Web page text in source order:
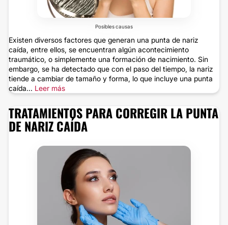
Posibles causas
Existen diversos factores que generan una punta de nariz
caída, entre ellos, se encuentran algún acontecimiento
traumático, o simplemente una formación de nacimiento. Sin
embargo, se ha detectado que con el paso del tiempo, la nariz
tiende a cambiar de tamaño y forma, lo que incluye una punta
caída... Leer más
TRATAMIENTOS PARA CORREGIR LA PUNTA
DE NARIZ CAÍDA